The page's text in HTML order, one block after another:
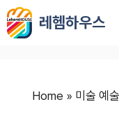
컨
텐
레헴하우스
Home » 미술 예술